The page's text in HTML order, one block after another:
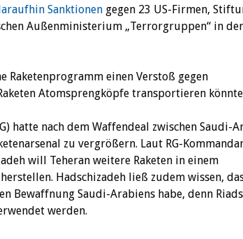
Sanktionen gegen 23 US-Firmen,
Außenministerium „Terrorgruppen“ in
Raketenprogramm einen Verstoß gegen
Atomsprengköpfe transportieren
hatte nach dem Waffendeal zwischen Saudi-
zu vergrößern. Laut RG-
will Teheran weitere Raketen in einem
Hadschizadeh ließ zudem wissen,
Bewaffnung Saudi-Arabiens habe, denn
werden.